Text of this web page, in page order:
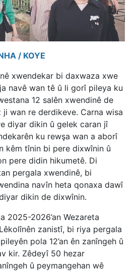
/ KOYE
xwendekar bi daxwaza xwe
navê wan tê û li gorî pileya ku
12 salên xwendinê de
wan re derdikeve. Carna wisa
diyar dikin û gelek caran jî
ku rewşa wan a aborî
kêm tînin bi pere dixwînin û
pere didin hikumetê. Di
pergala xwendinê, bi
navîn heta qonaxa dawî
dikin de dixwînin.
2025-2026’an Wezareta
zanistî, bi riya pergala
pola 12’an ên zanîngeh û
kir. Zêdeyî 50 hezar
û peymangehan wê